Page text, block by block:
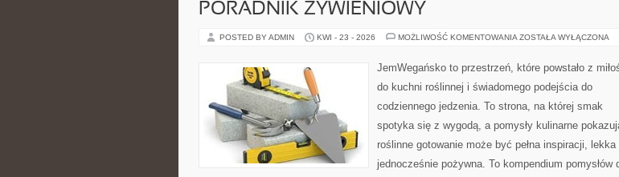
PORADNIK ŻYWIENIOWY
POSTED BY ADMIN KWI - 23 - 2026 MOŻLIWOŚĆ KOMENTOWANIA PORADNIK
ZOSTAŁA WYŁĄCZONA
JemWegańsko to przestrzeń, które powstało z
do kuchni roślinnej i świadomego podejścia do
codziennego jedzenia. To strona, na której smak
spotyka się z wygodą, a pomysły kulinarne
roślinne gotowanie może być pełna inspiracji, lekka
jednocześnie pożywna. To kompendium pomysłów